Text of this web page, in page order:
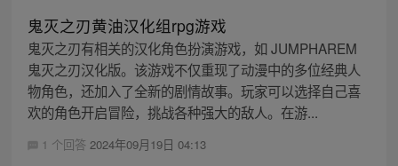
鬼灭之刃黄油汉化组rpg游戏
鬼灭之刃有相关的汉化角色扮演游戏，如 JUMPHAREM
鬼灭之刃汉化版。该游戏不仅重现了动漫中的多位经典人
物角色，还加入了全新的剧情故事。玩家可以选择自己喜
欢的角色开启冒险，挑战各种强大的敌人。在游...
1 个回答 2024年09月19日 04:13